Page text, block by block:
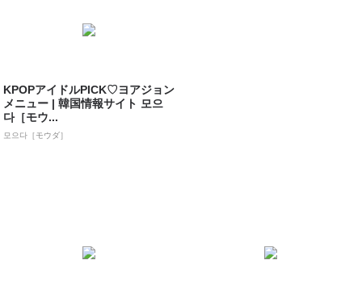
KPOPアイドルPICK♡ヨアジョン
メニュー | 韓国情報サイト 모으
다［モウ...
모으다［モウダ］